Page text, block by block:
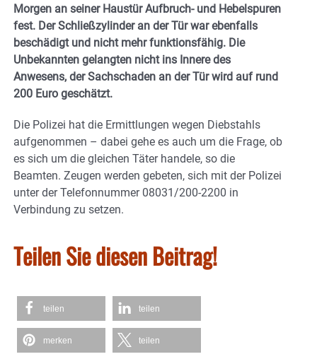
Morgen an seiner Haustür Aufbruch- und Hebelspuren
fest. Der Schließzylinder an der Tür war ebenfalls
beschädigt und nicht mehr funktionsfähig. Die
Unbekannten gelangten nicht ins Innere des
Anwesens, der Sachschaden an der Tür wird auf rund
200 Euro geschätzt.
Die Polizei hat die Ermittlungen wegen Diebstahls
aufgenommen – dabei gehe es auch um die Frage, ob
es sich um die gleichen Täter handele, so die
Beamten. Zeugen werden gebeten, sich mit der Polizei
unter der Telefonnummer 08031/200-2200 in
Verbindung zu setzen.
Teilen Sie diesen Beitrag!
teilen teilen
merken teilen